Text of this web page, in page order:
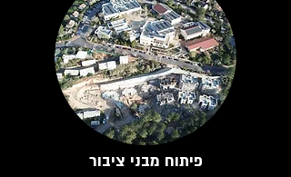
פיתוח מבני ציבור